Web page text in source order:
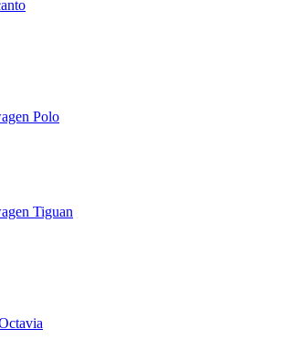
Polo
Tiguan